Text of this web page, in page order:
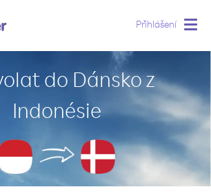
Přihlášení
do Dánsko z
Indonésie